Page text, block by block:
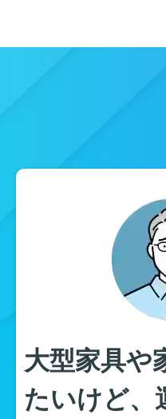
大型家具や
たいけど、